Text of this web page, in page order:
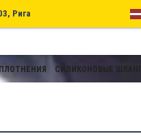
Рига
СИЛИКОНОВЫЕ